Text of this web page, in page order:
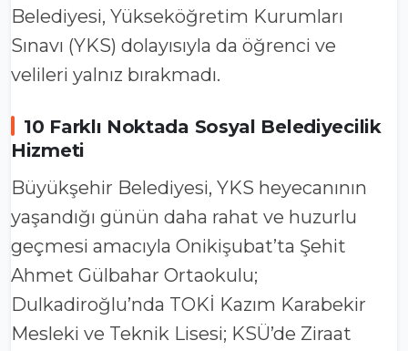
Belediyesi, Yükseköğretim Kurumları
Sınavı (YKS) dolayısıyla da öğrenci ve
velileri yalnız bırakmadı.
10 Farklı Noktada Sosyal Belediyecilik
Hizmeti
Büyükşehir Belediyesi, YKS heyecanının
yaşandığı günün daha rahat ve huzurlu
geçmesi amacıyla Onikişubat’ta Şehit
Ahmet Gülbahar Ortaokulu;
Dulkadiroğlu’nda TOKİ Kazım Karabekir
Mesleki ve Teknik Lisesi; KSÜ’de Ziraat